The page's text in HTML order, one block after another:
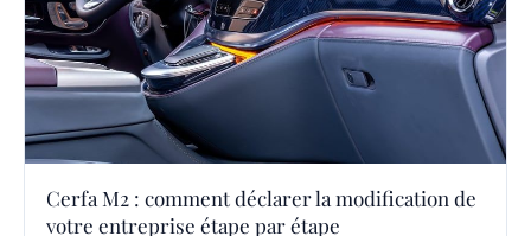
Cerfa M2 : comment déclarer la modification de
votre entreprise étape par étape